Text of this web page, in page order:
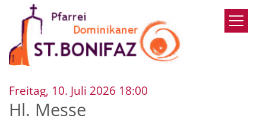
Zum Inhalt springen
Freitag, 10. Juli 2026 18:00
Hl. Messe